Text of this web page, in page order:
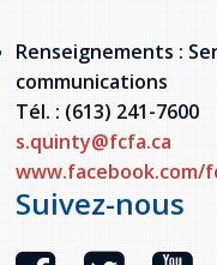
Renseignements :
communications
Tél. : (613) 241-7600
s.quinty@fcfa.ca
www.facebook.com/
Suivez-nous